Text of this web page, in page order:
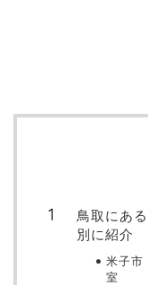
鳥取にあ
別に紹介
米子市
室